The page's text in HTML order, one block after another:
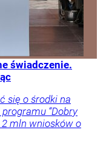
świadczenie.
się o środki na
“Dobry
2 mln wniosków o